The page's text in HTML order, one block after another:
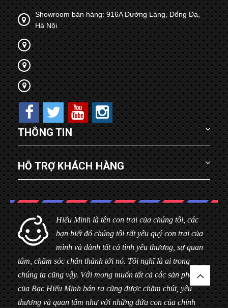
Showroom bán hàng: 916A Đường Láng, Đống Đa,
Hà Nội
THÔNG TIN
HỖ TRỢ KHÁCH HÀNG
Hiểu Minh là tên con trai của chúng tôi, các
bạn biết đó chúng tôi rất yêu quý con trai của
mình và dành tất cả tình yêu thương, sự quan
tâm, chăm sóc chân thành tới nó. Tôi nghĩ là ai trong
chúng ta cũng vậy. Với mong muốn tất cả các sản phẩm
của Bạc Hiểu Minh bán ra cũng được chăm chút, yêu
thương và quan tâm như với những đứa con của chính